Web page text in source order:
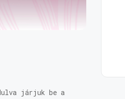
járjuk be a